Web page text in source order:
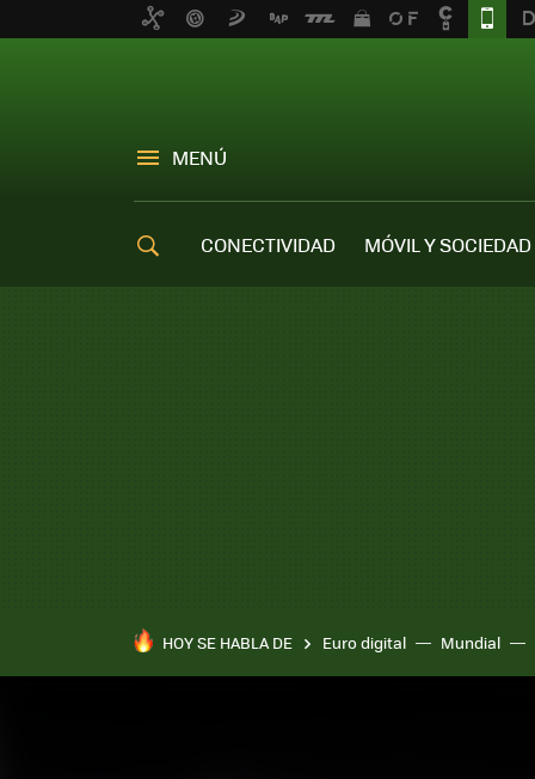
MENÚ
CONECTIVIDAD MÓVIL Y SOCIEDAD
HOY SE HABLA DE Euro digital Mundial
Pixel 10a